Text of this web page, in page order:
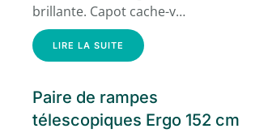
brillante. Capot cache-v…
LIRE LA SUITE
Paire de rampes
télescopiques Ergo 152 cm